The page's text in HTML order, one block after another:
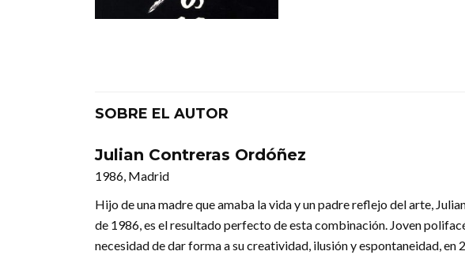
SOBRE EL AUTOR
Julian Contreras Ordóñez
1986, Madrid
Hijo de una madre que amaba la vida y un padre reflejo del arte,
de 1986, es el resultado perfecto de esta combinación. Joven
necesidad de dar forma a su creatividad, ilusión y espontaneidad,